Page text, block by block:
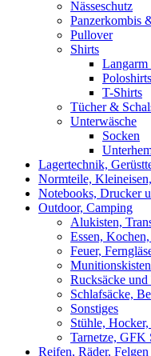
Nässeschutz
Panzerkombis
Pullover
Shirts
Langarm
T-Shirts
Tücher &
Unterwäsche
Socken
Lagertechnik,
Normteile,
Notebooks, Drucker
Outdoor, Camping
Alukisten,
Essen,
Feuer,
Munitionskisten
Rucksäcke und
Schlafsäcke,
Sonstiges
Stühle,
Tarnetze, GFK
Reifen, Räder,